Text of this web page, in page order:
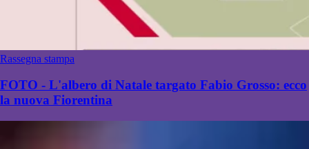
Rassegna stampa
FOTO - L'albero di Natale targato Fabio Grosso: ecco
la nuova Fiorentina